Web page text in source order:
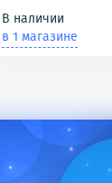
В наличии
в 1 магазине